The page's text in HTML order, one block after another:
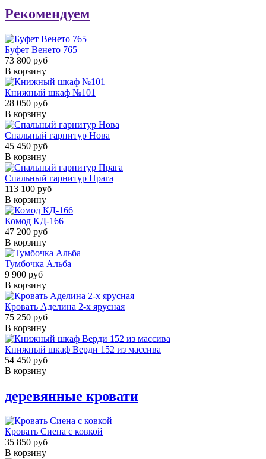
Рекомендуем
Буфет Венето 765
73 800 руб
В корзину
Книжный шкаф №101
28 050 руб
В корзину
Спальный гарнитур Нова
45 450 руб
В корзину
Спальный гарнитур Прага
113 100 руб
В корзину
Комод КД-166
47 200 руб
В корзину
Тумбочка Альба
9 900 руб
В корзину
Кровать Аделина 2-х ярусная
75 250 руб
В корзину
Книжный шкаф Верди 152 из массива
54 450 руб
В корзину
деревянные кровати
Кровать Сиена с ковкой
35 850 руб
В корзину